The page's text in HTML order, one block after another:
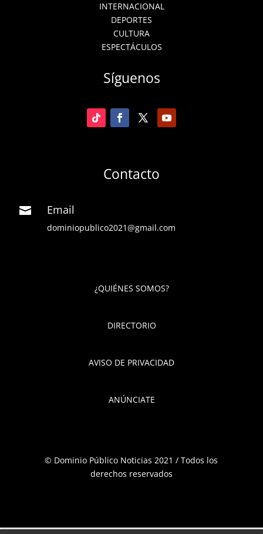
INTERNACIONAL
DEPORTES
CULTURA
ESPECTÁCULOS
Síguenos
Contacto
 Email
dominiopublico2021@gmail.com
¿QUIÉNES SOMOS?
DIRECTORIO
AVISO DE PRIVACIDAD
ANÚNCIATE
© Dominio Público Noticias 2021 / Todos los
derechos reservados